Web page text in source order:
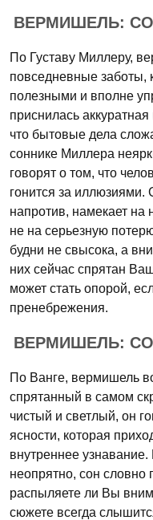
ВЕРМИШЕЛЬ:
По Густаву Миллеру,
повседневные заботы,
полезными и вполне
приснилась
что бытовые дела
соннике Миллера
говорят о том, что
гонится за
напротив, намекает на
не на серьезную
будни не свысока, а
них сейчас спрятан
может стать опорой,
пренебрежения.
ВЕРМИШЕЛЬ:
По Ванге, вермишель
спрятанный в самом
чистый и светлый, он
ясности, которая
внутреннее
неопрятно, сон словно
распыляете ли Вы
сюжете всегда